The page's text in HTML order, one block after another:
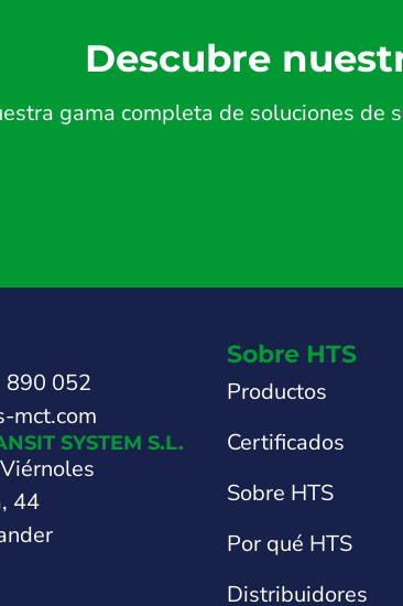
Descubre
gama completa de soluciones
890 052
mct.com
SYSTEM S.L.
44
Sobre HTS
Productos
Certificados
Sobre HTS
Por qué HTS
Distribuidores